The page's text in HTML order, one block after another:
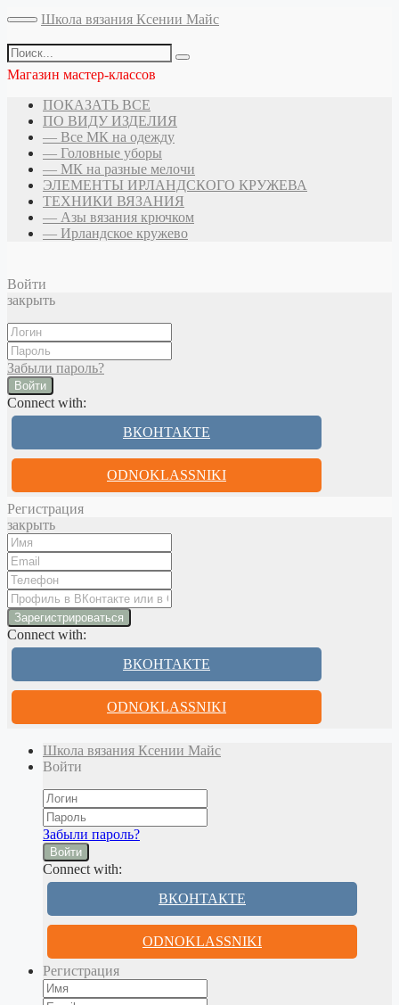
Школа вязания Ксении Майс
Магазин мастер-классов
ПОКАЗАТЬ ВСЕ
ПО ВИДУ ИЗДЕЛИЯ
— Все МК на одежду
— Головные уборы
— МК на разные мелочи
ЭЛЕМЕНТЫ ИРЛАНДСКОГО КРУЖЕВА
ТЕХНИКИ ВЯЗАНИЯ
— Азы вязания крючком
— Ирландское кружево
Войти
закрыть
Забыли пароль?
Войти
Connect with:
ВКОНТАКТЕ
ODNOKLASSNIKI
Регистрация
закрыть
Connect with:
ВКОНТАКТЕ
ODNOKLASSNIKI
Школа вязания Ксении Майс
Войти
Забыли пароль?
Войти
Connect with:
ВКОНТАКТЕ
ODNOKLASSNIKI
Регистрация